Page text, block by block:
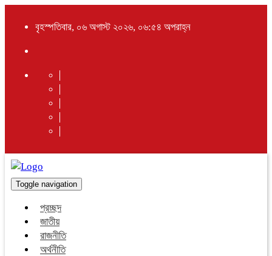
বৃহস্পতিবার, ০৬ অগাস্ট ২০২৬, ০৬:৫৪ অপরাহ্ন
Toggle navigation
প্রচ্ছদ
জাতীয়
রাজনীতি
অর্থনীতি